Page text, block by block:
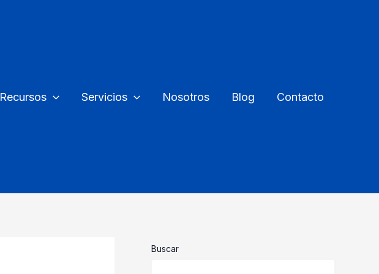
Recursos Servicios Nosotros Blog Contacto
Buscar